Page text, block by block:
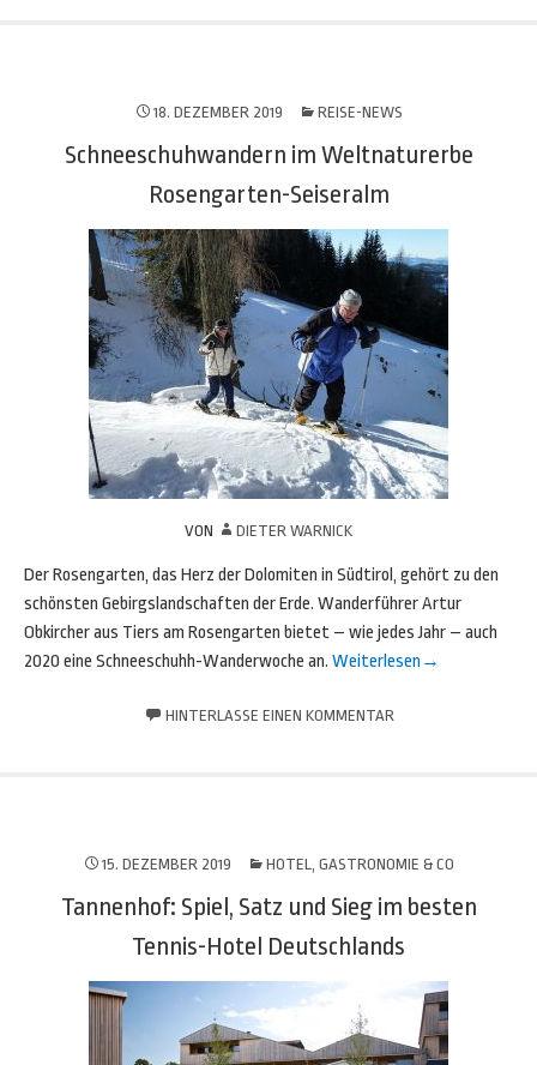
18. DEZEMBER 2019 REISE-NEWS
Schneeschuhwandern im Weltnaturerbe
Rosengarten-Seiseralm
VON DIETER WARNICK
Der Rosengarten, das Herz der Dolomiten in Südtirol, gehört zu den
schönsten Gebirgslandschaften der Erde. Wanderführer Artur
Obkircher aus Tiers am Rosengarten bietet – wie jedes Jahr – auch
2020 eine Schneeschuhh-Wanderwoche an. Weiterlesen →
HINTERLASSE EINEN KOMMENTAR
15. DEZEMBER 2019 HOTEL, GASTRONOMIE & CO
Tannenhof: Spiel, Satz und Sieg im besten
Tennis-Hotel Deutschlands